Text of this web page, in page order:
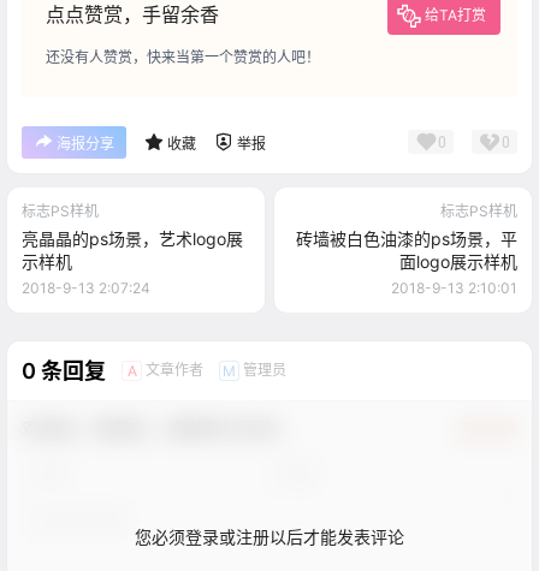
点点赞赏，手留余香 给TA打赏
还没有人赞赏，快来当第一个赞赏的人吧！
海报分享 收藏 举报 0 0
标志PS样机
亮晶晶的ps场景，艺术logo展
示样机
2018-9-13 2:07:24
标志PS样机
砖墙被白色油漆的ps场景，平
面logo展示样机
2018-9-13 2:10:01
0 条回复 A 文章作者 M 管理员
您必须登录或注册以后才能发表评论